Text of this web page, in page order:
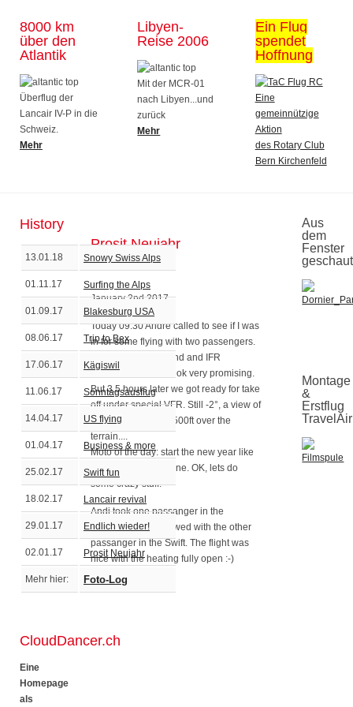
8000 km
über den
Atlantik
Überflug der
Lancair IV-P in die
Schweiz.
Mehr
Libyen-
Reise 2006
Mit der MCR-01
nach Libyen...und
zurück
Mehr
Ein Flug
spendet
Hoffnung
Eine
gemeinnützige
Aktion
des Rotary Club
Bern Kirchenfeld
Prosit Neujahr
January 2nd 2017
Today 09.30 André called to see if I was
in for some flying with two passengers.
-6°, mist to the ground and IFR
conditions did not look very promising.
But 3.5 hours later we got ready for take
off under special VFR. Still -2°, a view of
4000m and clouds 500ft over the
terrain....
Moto of the day: start the new year like
you ended the old one. OK, lets do
some crazy stuff!
Andi took one passanger in the
TravelAir and I followed with the other
passanger in the Swift. The flight was
nice with the heating fully open :-)
History
13.01.18 Snowy Swiss Alps
01.11.17 Surfing the Alps
01.09.17 Blakesburg USA
08.06.17 Trip to Bex
17.06.17 Kägiswil
11.06.17 Sonntagsausflug
14.04.17 US flying
01.04.17 Business & more
25.02.17 Swift fun
18.02.17 Lancair revival
29.01.17 Endlich wieder!
02.01.17 Prosit Neujahr
Mehr hier: Foto-Log
CloudDancer.ch
Eine
Homepage
als
Aus
dem
Fenster
geschaut
Montage
&
Erstflug
TravelAir